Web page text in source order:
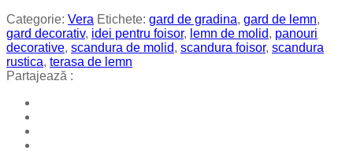
Categorie: Vera Etichete: gard de gradina, gard de lemn,
gard decorativ, idei pentru foisor, lemn de molid, panouri
decorative, scandura de molid, scandura foisor, scandura
rustica, terasa de lemn
Partajează :